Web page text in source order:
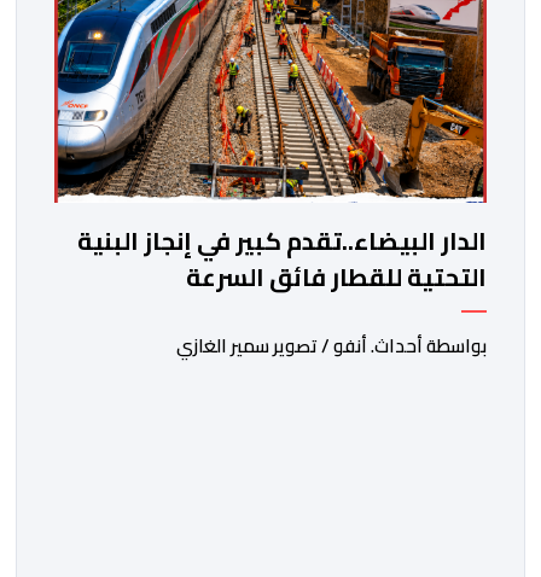
الدار البيضاء..تقدم كبير في إنجاز البنية
التحتية للقطار فائق السرعة
بواسطة أحداث. أنفو / تصوير سمير الغازي